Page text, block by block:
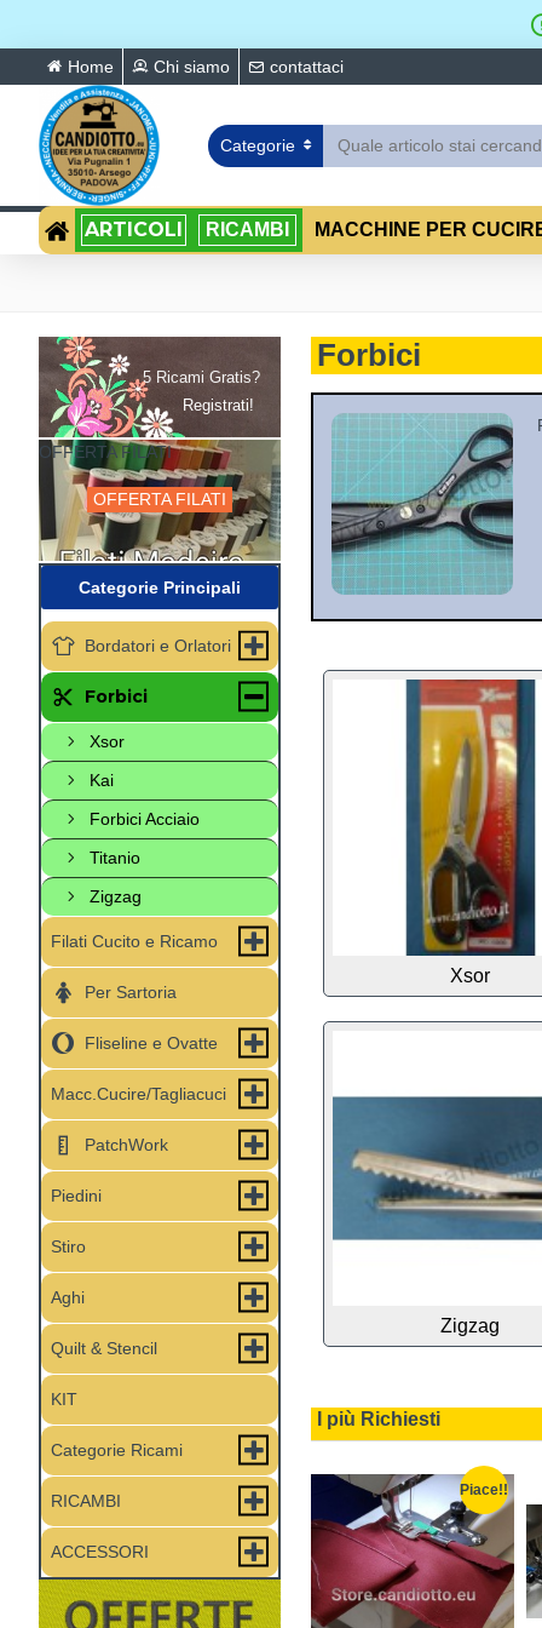
Home Chi siamo contattaci
Categorie
ARTICOLI RICAMBI MACCHINE PER
Registrati!
5 Ricami Gratis?
OFFERTA FILATI
OFFERTA FILATI
Categorie Principali
Bordatori e Orlatori
Forbici
Xsor
Kai
Forbici Acciaio
Titanio
Zigzag
Filati Cucito e Ricamo
Per Sartoria
Fliseline e Ovatte
Macc.Cucire/Tagliacuci
PatchWork
Piedini
Stiro
Aghi
Quilt & Stencil
KIT
Categorie Ricami
RICAMBI
ACCESSORI
Forbici
Xsor
Zigzag
I più Richiesti
Piace!! Piace!! Piace!!